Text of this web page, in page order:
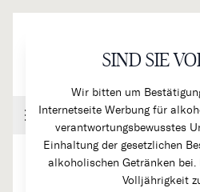
SIND SIE
Wir bitten um
Internetseite Werbung für
verantwortungsbewusstes
Einhaltung der gesetzlichen
alkoholischen Getränken
Volljährigkeit
Handel & Gastronomie